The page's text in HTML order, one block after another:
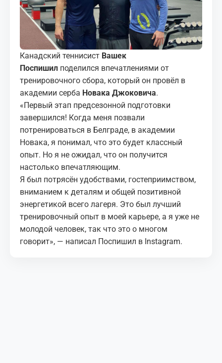
UZ-PIN
Канадский теннисист Вашек
Поспишил поделился впечатлениями от
тренировочного сбора, который он провёл в
академии серба Новака Джоковича.
«Первый этап предсезонной подготовки
завершился! Когда меня позвали
потренироваться в Белграде, в академии
Новака, я понимал, что это будет классный
опыт. Но я не ожидал, что он получится
настолько впечатляющим.
Я был потрясён удобствами, гостеприимством,
вниманием к деталям и общей позитивной
энергетикой всего лагеря. Это был лучший
тренировочный опыт в моей карьере, а я уже не
молодой человек, так что это о многом
говорит», — написал Поспишил в Instagram.